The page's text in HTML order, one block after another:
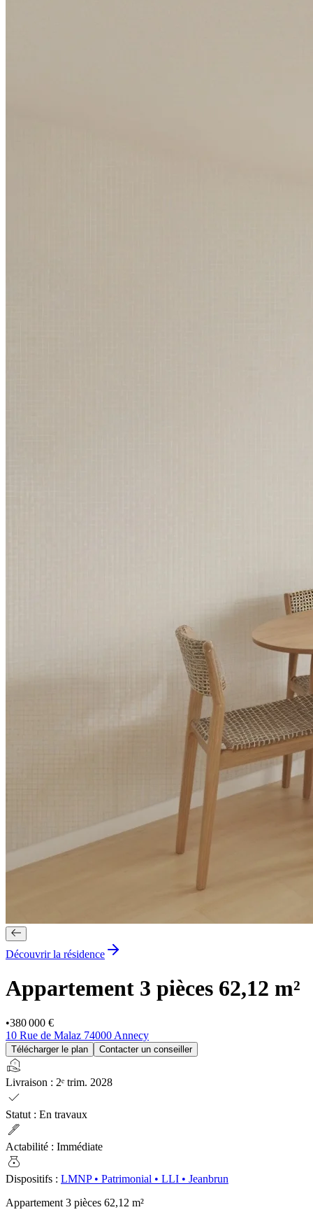
Découvrir la résidence
Appartement 3 pièces 62,12 m²
•380 000 €
10 Rue de Malaz 74000 Annecy
Télécharger le plan Contacter un conseiller
real_estate_agent
Livraison : 2ᵉ trim. 2028
check
Statut : En travaux
ink_pen
Actabilité : Immédiate
money_bag
Dispositifs : LMNP• Patrimonial • LLI • Jeanbrun
Appartement 3 pièces 62,12 m²